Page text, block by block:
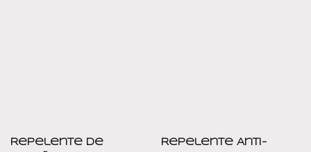
Repelente de
Repelente Anti-